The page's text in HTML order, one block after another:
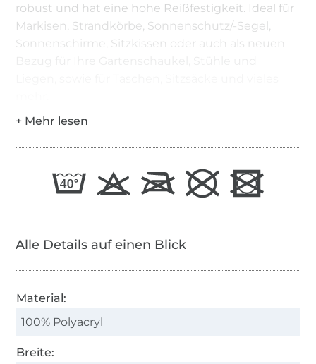
robust und hat eine hohe Reißfestigkeit. Ideal für
Markisen, Strandkörbe, Sonnenschutz/-Segel,
Sonnenschirme, Sitzkissen oder auch als neuen
Alle Details auf einen Blick
Material:
100% Polyacryl
Breite: